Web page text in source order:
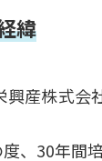
緯
産株式
、30年間